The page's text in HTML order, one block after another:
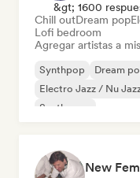
&gt; 1600
Chill outDream pop
Lofi bedroom
Agregar artistas a
Synthpop Dream
Electro Jazz / Nu
Synthwave
New